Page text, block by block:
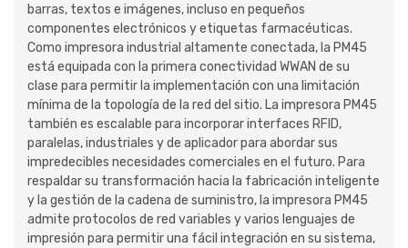
barras, textos e imágenes, incluso en pequeños
componentes electrónicos y etiquetas farmacéuticas.
Como impresora industrial altamente conectada, la PM45
está equipada con la primera conectividad WWAN de su
clase para permitir la implementación con una limitación
mínima de la topología de la red del sitio. La impresora PM45
también es escalable para incorporar interfaces RFID,
paralelas, industriales y de aplicador para abordar sus
impredecibles necesidades comerciales en el futuro. Para
respaldar su transformación hacia la fabricación inteligente
y la gestión de la cadena de suministro, la impresora PM45
admite protocolos de red variables y varios lenguajes de
impresión para permitir una fácil integración en su sistema,